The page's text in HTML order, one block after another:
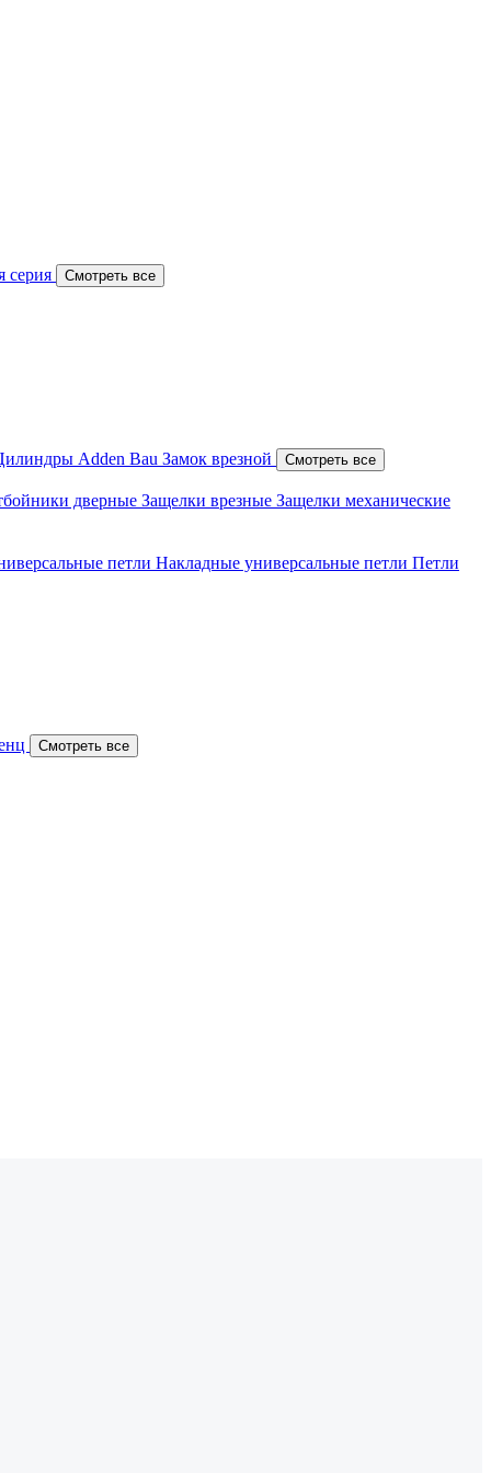
серия Смотреть все
Adden Bau Замок врезной Смотреть все
дверные Защелки врезные Защелки механические
петли Накладные универсальные петли Петли
Смотреть все